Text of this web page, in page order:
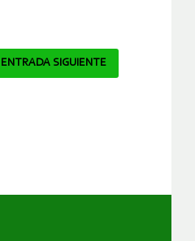
ENTRADA SIGUIENTE